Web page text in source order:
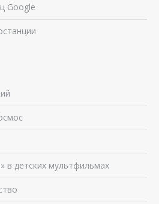
Google
в детских мультфильмах